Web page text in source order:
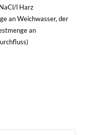
l Harz
an Weichwasser, der
an